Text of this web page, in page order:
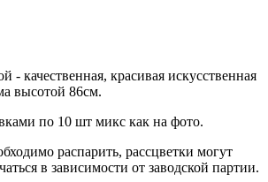
- качественная, красивая искусственная
высотой 86см.
по 10 шт микс как на фото.
распарить, рассцветки могут
в зависимости от заводской партии.